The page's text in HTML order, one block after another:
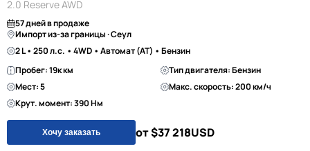
2.0 Reserve AWD
57 дней в продаже
Импорт из-за границы · Сеул
2 L • 250 л.с. • 4WD • Автомат (AT) • Бензин
Пробег: 19к км
Тип двигателя: Бензин
Мест: 5
Макс. скорость: 200 км/ч
Крут. момент: 390 Нм
Хочу заказать от $37 218USD